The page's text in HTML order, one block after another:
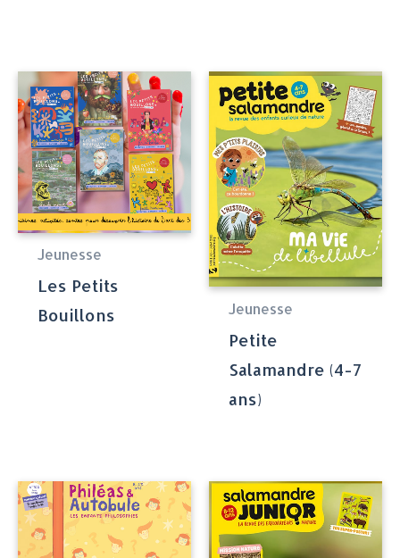
Jeunesse
Les Petits
Bouillons
Jeunesse
Petite
Salamandre (4-7
ans)